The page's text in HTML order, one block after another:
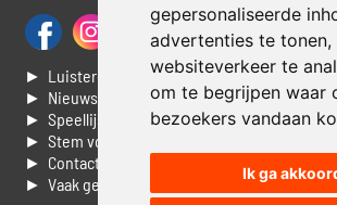
gepersonaliseerde
advertenties te tonen,
websiteverkeer te
om te begrijpen waar
bezoekers vandaan
Ik ga
► Luisteren naar Jouwradio
► Nieuws
► Speellijst
► Stem voor de Dag top 3
► Contacteer ons
► Vaak gestelde vragen